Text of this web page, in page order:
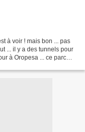
à voir ! mais bon ... pas
... il y a des tunnels pour
à Oropesa ... ce parc